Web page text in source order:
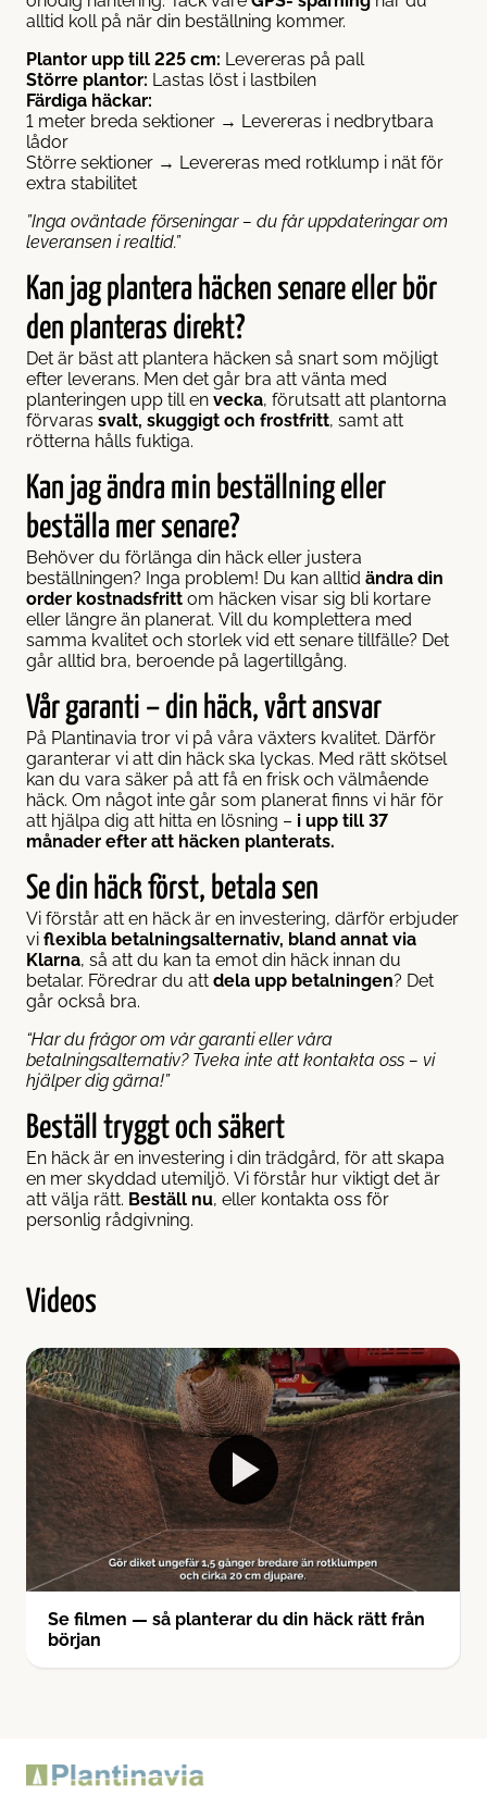
alltid koll på när din beställning kommer.
Plantor upp till 225 cm: Levereras på pall
Större plantor: Lastas löst i lastbilen
Färdiga häckar:
1 meter breda sektioner → Levereras i nedbrytbara
lådor
Större sektioner → Levereras med rotklump i nät för
extra stabilitet
”Inga oväntade förseningar – du får uppdateringar om
leveransen i realtid.”
Kan jag plantera häcken senare eller bör
den planteras direkt?
Det är bäst att plantera häcken så snart som möjligt
efter leverans. Men det går bra att vänta med
planteringen upp till en vecka, förutsatt att plantorna
förvaras svalt, skuggigt och frostfritt, samt att
rötterna hålls fuktiga.
Kan jag ändra min beställning eller
beställa mer senare?
Behöver du förlänga din häck eller justera
beställningen? Inga problem! Du kan alltid ändra din
order kostnadsfritt om häcken visar sig bli kortare
eller längre än planerat. Vill du komplettera med
samma kvalitet och storlek vid ett senare tillfälle? Det
går alltid bra, beroende på lagertillgång.
Vår garanti – din häck, vårt ansvar
På Plantinavia tror vi på våra växters kvalitet. Därför
garanterar vi att din häck ska lyckas. Med rätt skötsel
kan du vara säker på att få en frisk och välmående
häck. Om något inte går som planerat finns vi här för
att hjälpa dig att hitta en lösning – i upp till 37
månader efter att häcken planterats.
Se din häck först, betala sen
Vi förstår att en häck är en investering, därför erbjuder
vi flexibla betalningsalternativ, bland annat via
Klarna, så att du kan ta emot din häck innan du
betalar. Föredrar du att dela upp betalningen? Det
går också bra.
“Har du frågor om vår garanti eller våra
betalningsalternativ? Tveka inte att kontakta oss – vi
hjälper dig gärna!”
Beställ tryggt och säkert
En häck är en investering i din trädgård, för att skapa
en mer skyddad utemiljö. Vi förstår hur viktigt det är
att välja rätt. Beställ nu, eller kontakta oss för
personlig rådgivning.
Videos
Se filmen — så planterar du din häck rätt från
början